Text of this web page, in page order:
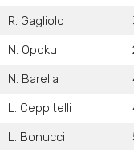
R. Gagliolo
N. Opoku
N. Barella
L. Ceppitelli
L. Bonucci